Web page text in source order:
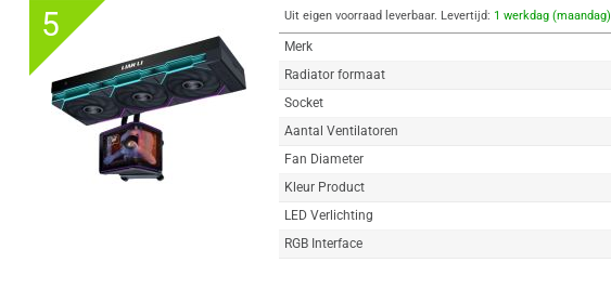
5 Uit eigen voorraad leverbaar. Levertijd: 1 werkdag (maandag)
Merk
Radiator formaat
Socket
Aantal Ventilatoren
Fan Diameter
Kleur Product
LED Verlichting
RGB Interface